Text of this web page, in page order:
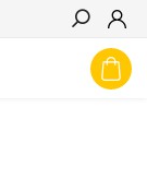
Hledat